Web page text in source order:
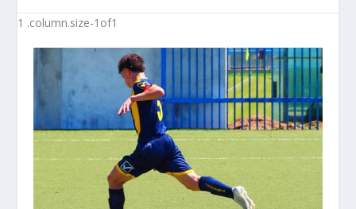
PECORARO – DAL “TERZO TEMPO” AL ...
MISTER MICHELE SACCO (INTERVISTA):”10
ANNI C...